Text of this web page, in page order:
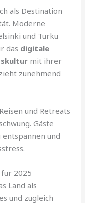
als Destination
Moderne
und Turku
das digitale
mit ihrer
zunehmend
und Retreats
Gäste
und
2025
Land als
und zugleich